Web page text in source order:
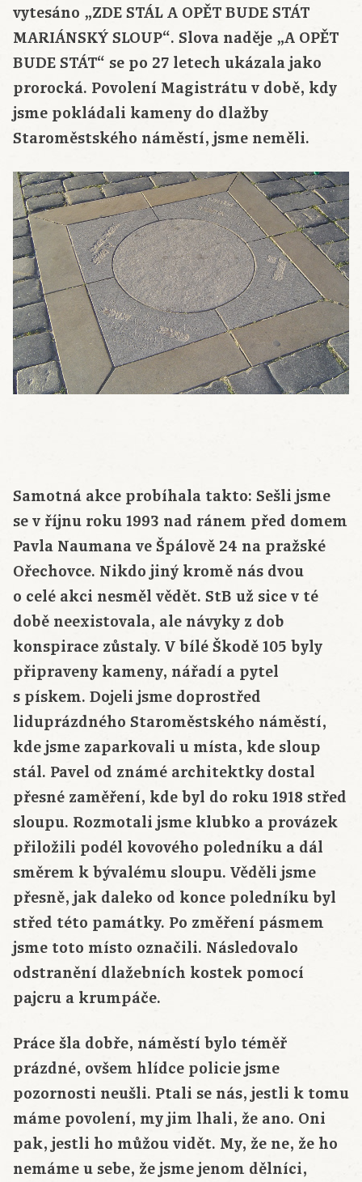
vytesáno „ZDE STÁL A OPĚT BUDE STÁT
MARIÁNSKÝ SLOUP“. Slova naděje „A OPĚT
BUDE STÁT“ se po 27 letech ukázala jako
prorocká. Povolení Magistrátu v době, kdy
jsme pokládali kameny do dlažby
Staroměstského náměstí, jsme neměli.
Samotná akce probíhala takto: Sešli jsme
se v říjnu roku 1993 nad ránem před domem
Pavla Naumana ve Špálově 24 na pražské
Ořechovce. Nikdo jiný kromě nás dvou
o celé akci nesměl vědět. StB už sice v té
době neexistovala, ale návyky z dob
konspirace zůstaly. V bílé Škodě 105 byly
připraveny kameny, nářadí a pytel
s pískem. Dojeli jsme doprostřed
liduprázdného Staroměstského náměstí,
kde jsme zaparkovali u místa, kde sloup
stál. Pavel od známé architektky dostal
přesné zaměření, kde byl do roku 1918 střed
sloupu. Rozmotali jsme klubko a provázek
přiložili podél kovového poledníku a dál
směrem k bývalému sloupu. Věděli jsme
přesně, jak daleko od konce poledníku byl
střed této památky. Po změření pásmem
jsme toto místo označili. Následovalo
odstranění dlažebních kostek pomocí
pajcru a krumpáče.
Práce šla dobře, náměstí bylo téměř
prázdné, ovšem hlídce policie jsme
pozornosti neušli. Ptali se nás, jestli k tomu
máme povolení, my jim lhali, že ano. Oni
pak, jestli ho můžou vidět. My, že ne, že ho
nemáme u sebe, že jsme jenom dělníci,